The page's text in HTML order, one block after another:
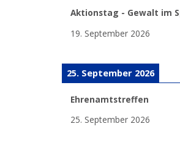
Aktionstag - Gewalt im
19. September 2026
25. September 2026
Ehrenamtstreffen
25. September 2026